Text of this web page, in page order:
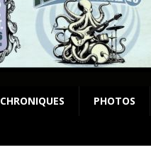
CHRONIQUES PHOTOS